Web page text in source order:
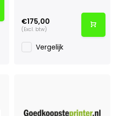
€175,00
(Excl. btw)
Vergelijk